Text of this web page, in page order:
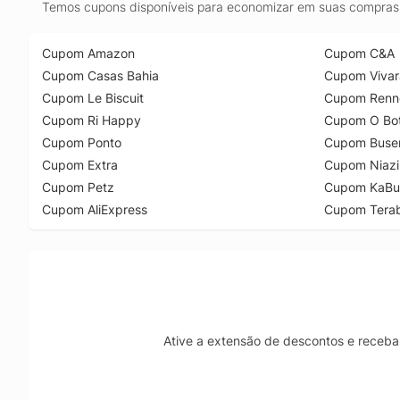
Temos cupons disponíveis para economizar em suas
Cupom Amazon
Cupom Casas Bahia
Cupom Le Biscuit
Cupom Ri Happy
Cupom Ponto
Cupom Extra
Cupom Petz
Cupom AliExpress
Cupom C&A
Cupom
Cupom
Cupom O
Cupom
Cupom
Cupom
Cupom
Ative a extensão de descontos e